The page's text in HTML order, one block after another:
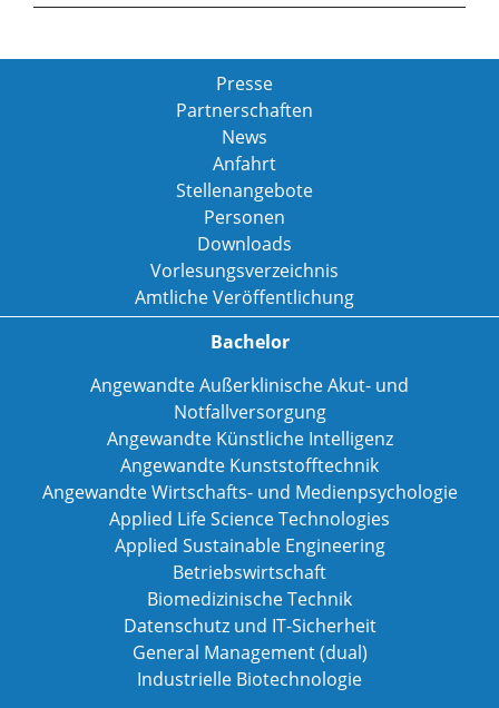
Presse
Partnerschaften
News
Anfahrt
Stellenangebote
Personen
Downloads
Vorlesungsverzeichnis
Amtliche Veröffentlichung
Bachelor
Angewandte Außerklinische Akut- und
Notfallversorgung
Angewandte Künstliche Intelligenz
Angewandte Kunststofftechnik
Angewandte Wirtschafts- und Medienpsychologie
Applied Life Science Technologies
Applied Sustainable Engineering
Betriebswirtschaft
Biomedizinische Technik
Datenschutz und IT-Sicherheit
General Management (dual)
Industrielle Biotechnologie